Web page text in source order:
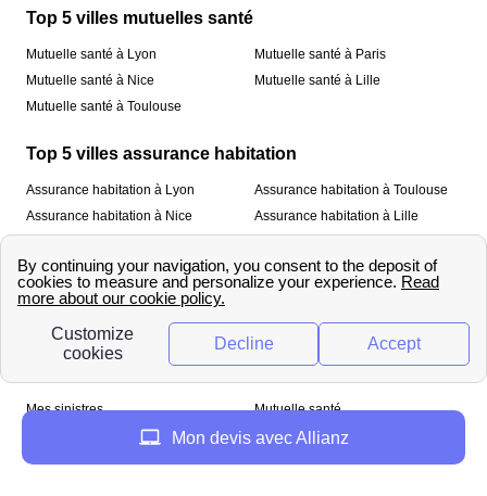
Top 5 villes mutuelles santé
Mutuelle santé à Lyon
Mutuelle santé à Nice
Mutuelle santé à Toulouse
Mutuelle santé à Paris
Mutuelle santé à Lille
Top 5 villes assurance habitation
Assurance habitation à Lyon
Assurance habitation à Nice
Assurance habitation à Toulouse
Assurance habitation à Lille
À propos
Qui sommes-nous ? Mentions légales
Mes sinistres
Assurance habitation
Mutuelle santé
Mon devis avec Allianz